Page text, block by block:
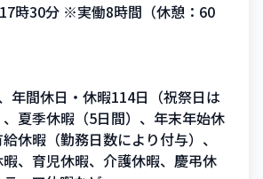
時30分 ※実働8時間（休憩：60
年間休日・休暇114日（祝祭日は
夏季休暇（5日間）、年末年始休
休暇（勤務日数により付与）、
、育児休暇、介護休暇、慶弔休